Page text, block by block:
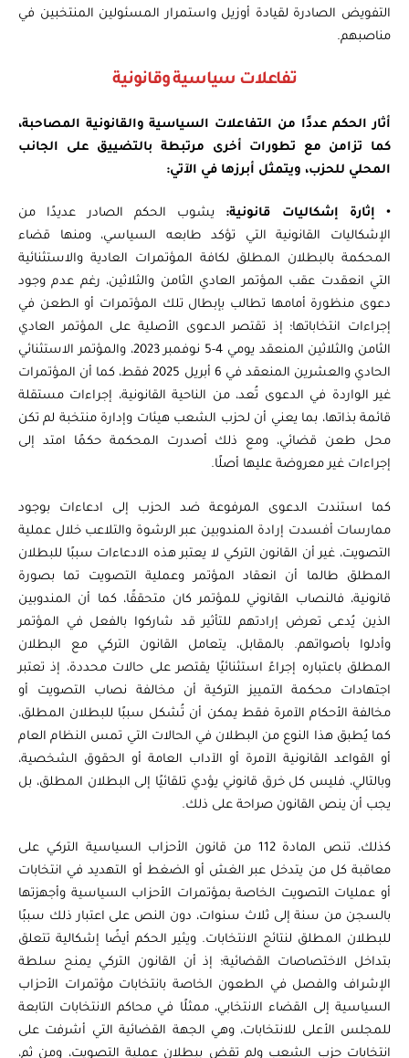
التفويض الصادرة لقيادة أوزيل واستمرار المسئولين المنتخبين في
مناصبهم.
تفاعلات سياسية وقانونية
أثار الحكم عددًا من التفاعلات السياسية والقانونية المصاحبة،
كما تزامن مع تطورات أخرى مرتبطة بالتضييق على الجانب
المحلي للحزب، ويتمثل أبرزها في الآتي:
إثارة إشكاليات قانونية:يشوب الحكم الصادر عديدًا من
الإشكاليات القانونية التي تؤكد طابعه السياسي، ومنها قضاء
المحكمة بالبطلان المطلق لكافة المؤتمرات العادية والاستثنائية
التي انعقدت عقب المؤتمر العادي الثامن والثلاثين، رغم عدم وجود
دعوى منظورة أمامها تطالب بإبطال تلك المؤتمرات أو الطعن في
إجراءات انتخاباتها؛ إذ تقتصر الدعوى الأصلية على المؤتمر العادي
الثامن والثلاثين المنعقد يومي 4-5 نوفمبر 2023، والمؤتمر الاستثنائي
الحادي والعشرين المنعقد في 6 أبريل 2025 فقط، كما أن المؤتمرات
غير الواردة في الدعوى تُعد، من الناحية القانونية، إجراءات مستقلة
قائمة بذاتها، بما يعني أن لحزب الشعب هيئات وإدارة منتخبة لم تكن
محل طعن قضائي، ومع ذلك أصدرت المحكمة حكمًا امتد إلى
إجراءات غير معروضة عليها أصلًا.
كما استندت الدعوى المرفوعة ضد الحزب إلى ادعاءات بوجود
ممارسات أفسدت إرادة المندوبين عبر الرشوة والتلاعب خلال عملية
التصويت، غير أن القانون التركي لا يعتبر هذه الادعاءات سببًا للبطلان
المطلق طالما أن انعقاد المؤتمر وعملية التصويت تما بصورة
قانونية، فالنصاب القانوني للمؤتمر كان متحققًا، كما أن المندوبين
الذين يُدعى تعرض إرادتهم للتأثير قد شاركوا بالفعل في المؤتمر
وأدلوا بأصواتهم. بالمقابل، يتعامل القانون التركي مع البطلان
المطلق باعتباره إجراءً استثنائيًا يقتصر على حالات محددة، إذ تعتبر
اجتهادات محكمة التمييز التركية أن مخالفة نصاب التصويت أو
مخالفة الأحكام الآمرة فقط يمكن أن تُشكل سببًا للبطلان المطلق،
كما يُطبق هذا النوع من البطلان في الحالات التي تمس النظام العام
أو القواعد القانونية الآمرة أو الآداب العامة أو الحقوق الشخصية،
وبالتالي، فليس كل خرق قانوني يؤدي تلقائيًا إلى البطلان المطلق، بل
يجب أن ينص القانون صراحة على ذلك.
كذلك، تنص المادة 112 من قانون الأحزاب السياسية التركي على
معاقبة كل من يتدخل عبر الغش أو الضغط أو التهديد في انتخابات
أو عمليات التصويت الخاصة بمؤتمرات الأحزاب السياسية وأجهزتها
بالسجن من سنة إلى ثلاث سنوات، دون النص على اعتبار ذلك سببًا
للبطلان المطلق لنتائج الانتخابات. ويثير الحكم أيضًا إشكالية تتعلق
بتداخل الاختصاصات القضائية؛ إذ أن القانون التركي يمنح سلطة
الإشراف والفصل في الطعون الخاصة بانتخابات مؤتمرات الأحزاب
السياسية إلى القضاء الانتخابي، ممثلًا في محاكم الانتخابات التابعة
للمجلس الأعلى للانتخابات، وهي الجهة القضائية التي أشرفت على
انتخابات حزب الشعب ولم تقض ببطلان عملية التصويت، ومن ثم،